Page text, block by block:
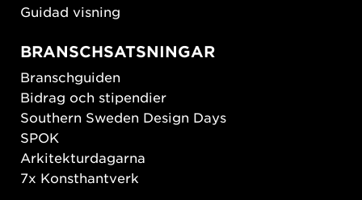
Guidad visning
BRANSCHSATSNINGAR
Branschguiden
Bidrag och stipendier
Southern Sweden Design Days
SPOK
Arkitekturdagarna
7x Konsthantverk